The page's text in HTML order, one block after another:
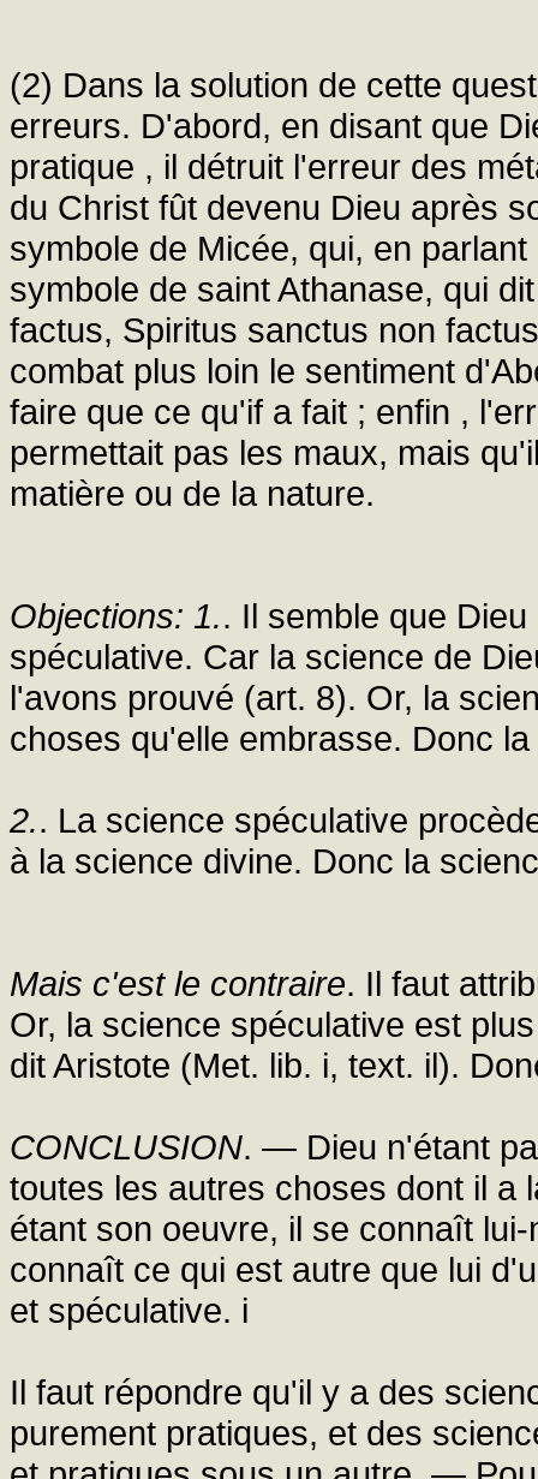
(2) Dans la solution de cette
erreurs. D'abord, en disant que
pratique , il détruit l'erreur des
du Christ fût devenu Dieu après
symbole de Micée, qui, en
symbole de saint Athanase, qui
factus, Spiritus sanctus non
combat plus loin le sentiment
faire que ce qu'if a fait ; enfin ,
permettait pas les maux, mais
matière ou de la nature.
Objections: 1.. Il semble que
spéculative. Car la science de
l'avons prouvé (art. 8). Or, la
choses qu'elle embrasse. Donc
2.. La science spéculative
à la science divine. Donc la
Mais c'est le contraire. Il faut
Or, la science spéculative est
dit Aristote (Met. lib. i, text. il).
CONCLUSION. — Dieu n'étant
toutes les autres choses dont il a
étant son oeuvre, il se connaît
connaît ce qui est autre que lui
et spéculative. i
Il faut répondre qu'il y a des
purement pratiques, et des